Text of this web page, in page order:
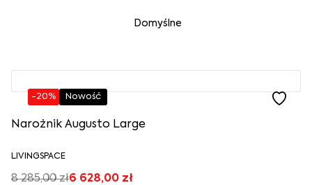
Domyślne
-20% Nowość
Narożnik Augusto Large
LIVINGSPACE
8 285,00 zł6 628,00 zł